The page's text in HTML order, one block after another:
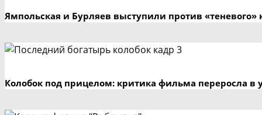
Ямпольская и Бурляев выступили против «теневого»
Колобок под прицелом: критика фильма переросла в